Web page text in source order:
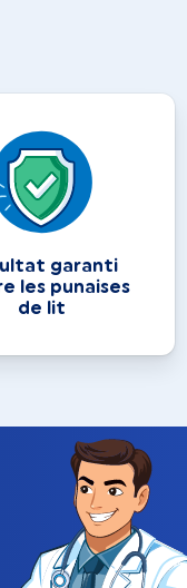
garanti
les punaises
de lit